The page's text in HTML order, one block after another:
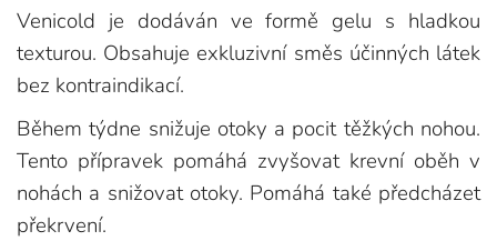
Venicold je dodáván ve formě gelu s hladkou
texturou. Obsahuje exkluzivní směs účinných látek
bez kontraindikací.
Během týdne snižuje otoky a pocit těžkých nohou.
Tento přípravek pomáhá zvyšovat krevní oběh v
nohách a snižovat otoky. Pomáhá také předcházet
překrvení.